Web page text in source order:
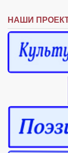
НАШИ